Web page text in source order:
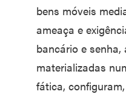
bens móveis
ameaça e
bancário e senha,
materializadas
fática,